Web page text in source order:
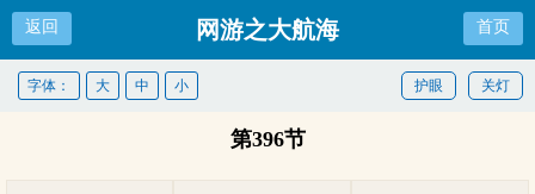
返回 网游之大航海 首页
关灯
护眼
字体： 大 中 小
第396节